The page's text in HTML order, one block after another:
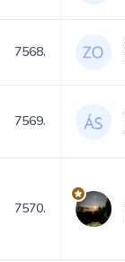
7568.
7569.
7570.